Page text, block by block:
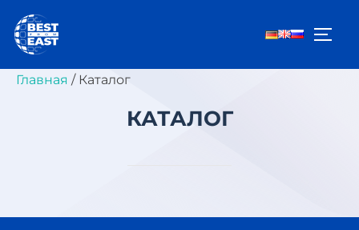
содержимому
Главная / Каталог
КАТАЛОГ